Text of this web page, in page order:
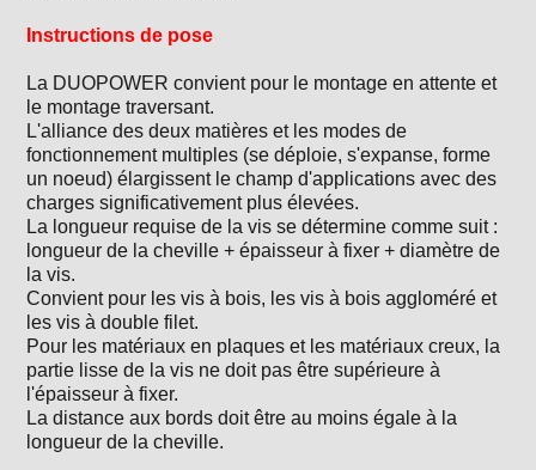
Instructions de pose
La DUOPOWER convient pour le montage en attente et
le montage traversant.
L'alliance des deux matières et les modes de
fonctionnement multiples (se déploie, s'expanse, forme
un noeud) élargissent le champ d'applications avec des
charges significativement plus élevées.
La longueur requise de la vis se détermine comme suit :
longueur de la cheville + épaisseur à fixer + diamètre de
la vis.
Convient pour les vis à bois, les vis à bois aggloméré et
les vis à double filet.
Pour les matériaux en plaques et les matériaux creux, la
partie lisse de la vis ne doit pas être supérieure à
l'épaisseur à fixer.
La distance aux bords doit être au moins égale à la
longueur de la cheville.